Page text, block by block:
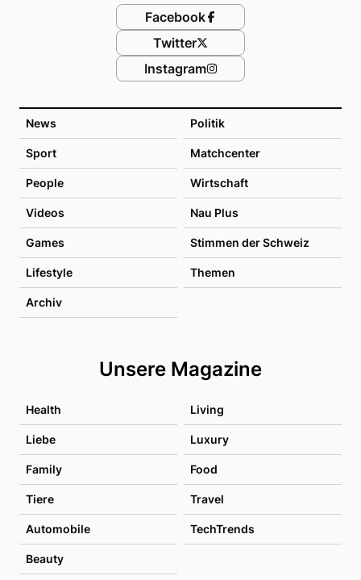
News Politik
Sport Matchcenter
People Wirtschaft
Videos Nau Plus
Games Stimmen der Schweiz
Lifestyle Themen
Archiv
Unsere Magazine
Health Living
Liebe Luxury
Family Food
Tiere Travel
Automobile TechTrends
Beauty
Facebook
Twitter
Instagram